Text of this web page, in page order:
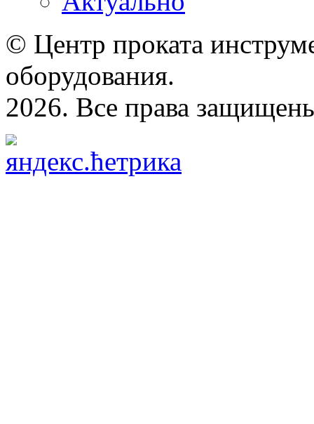
© Центр проката
оборудования.
2026. Все права